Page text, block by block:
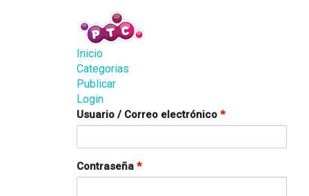
Inicio
Categorias
Publicar
Login
Usuario / Correo electrónico *
Contraseña *